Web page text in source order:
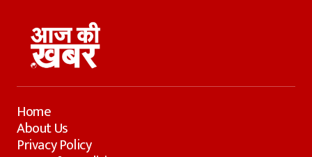
Home
About Us
Privacy Policy